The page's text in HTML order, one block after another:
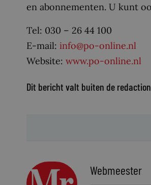
en abonnementen. U kunt
Tel: 030 – 26 44 100
E-mail: info@po-online.nl
Website: www.po-online.nl
Dit bericht valt buiten de
Webmeester